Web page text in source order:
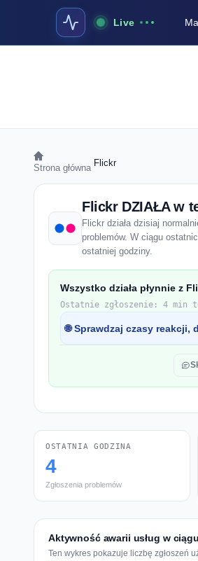
Live
Strona główna Flickr
Flickr DZIAŁA w
Flickr działa dzisiaj
problemów. W ciągu
ostatniej godziny.
Wszystko działa płynnie z
Ostatnie zgłoszenie: 4 min
🌐 Sprawdzaj czasy reakcji,
OSTATNIA GODZINA
4
Zgłoszenia problemów
Aktywność awarii usług w
Ten wykres pokazuje liczbę zgłoszeń